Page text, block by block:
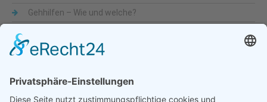
Gehhilfen – Wie und welche?